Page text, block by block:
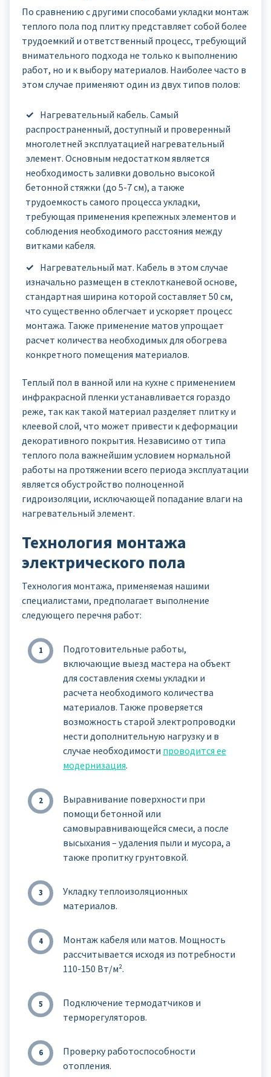
По сравнению с другими способами укладки монтаж
теплого пола под плитку представляет собой более
трудоемкий и ответственный процесс, требующий
внимательного подхода не только к выполнению
работ, но и к выбору материалов. Наиболее часто в
этом случае применяют один из двух типов полов:
Нагревательный кабель. Самый
распространенный, доступный и проверенный
многолетней эксплуатацией нагревательный
элемент. Основным недостатком является
необходимость заливки довольно высокой
бетонной стяжки (до 5-7 см), а также
трудоемкость самого процесса укладки,
требующая применения крепежных элементов и
соблюдения необходимого расстояния между
витками кабеля.
Нагревательный мат. Кабель в этом случае
изначально размещен в стеклотканевой основе,
стандартная ширина которой составляет 50 см,
что существенно облегчает и ускоряет процесс
монтажа. Также применение матов упрощает
расчет количества необходимых для обогрева
конкретного помещения материалов.
Теплый пол в ванной или на кухне с применением
инфракрасной пленки устанавливается гораздо
реже, так как такой материал разделяет плитку и
клеевой слой, что может привести к деформации
декоративного покрытия. Независимо от типа
теплого пола важнейшим условием нормальной
работы на протяжении всего периода эксплуатации
является обустройство полноценной
гидроизоляции, исключающей попадание влаги на
нагревательный элемент.
Технология монтажа
электрического пола
Технология монтажа, применяемая нашими
специалистами, предполагает выполнение
следующего перечня работ:
Подготовительные работы,
включающие выезд мастера на объект
для составления схемы укладки и
расчета необходимого количества
материалов. Также проверяется
возможность старой электропроводки
нести дополнительную нагрузку и в
случае необходимости проводится ее
модернизация.
Выравнивание поверхности при
помощи бетонной или
самовыравнивающейся смеси, а после
высыхания – удаления пыли и мусора, а
также пропитку грунтовкой.
Укладку теплоизоляционных
материалов.
Монтаж кабеля или матов. Мощность
рассчитывается исходя из потребности
110-150 Вт/м².
Подключение термодатчиков и
терморегуляторов.
Проверку работоспособности
отопления.